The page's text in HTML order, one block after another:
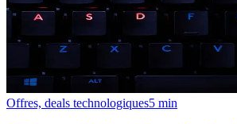
Offres, deals technologiques5 min